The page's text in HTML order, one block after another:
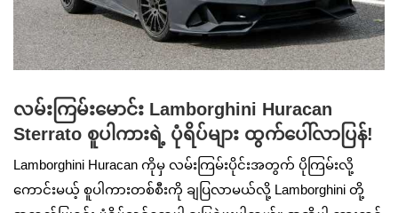
လမ်းကြမ်းမောင်း Lamborghini Huracan
Sterrato စူပါကားရဲ့ ပုံရိပ်များ ထွက်ပေါ်လာပြန်!
Lamborghini Huracan ကိုမှ လမ်းကြမ်းပိုင်းအတွက် ပိုကြမ်းလို့
ကောင်းမယ့် စူပါကားတစ်စီးကို ချပြလာမယ်လို့ Lamborghini တို့